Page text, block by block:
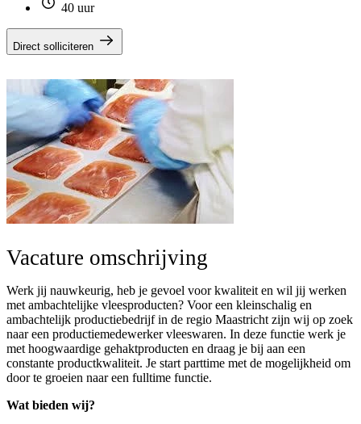
40 uur
Direct solliciteren
Vacature omschrijving
Werk jij nauwkeurig, heb je gevoel voor kwaliteit en wil jij werken
met ambachtelijke vleesproducten? Voor een kleinschalig en
ambachtelijk productiebedrijf in de regio Maastricht zijn wij op zoek
naar een productiemedewerker vleeswaren. In deze functie werk je
met hoogwaardige gehaktproducten en draag je bij aan een
constante productkwaliteit. Je start parttime met de mogelijkheid om
door te groeien naar een fulltime functie.
Wat bieden wij?